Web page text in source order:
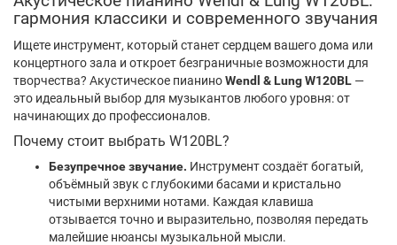
гармония классики и современного звучания
Ищете инструмент, который станет сердцем вашего дома или
концертного зала и откроет безграничные возможности для
творчества? Акустическое пианиноWendl & Lung W120BL —
это идеальный выбор для музыкантов любого уровня: от
начинающих до профессионалов.
Почему стоит выбрать W120BL?
Безупречное звучание. Инструмент создаёт богатый,
объёмный звук с глубокими басами и кристально
чистыми верхними нотами. Каждая клавиша
отзывается точно и выразительно, позволяя передать
малейшие нюансы музыкальной мысли.